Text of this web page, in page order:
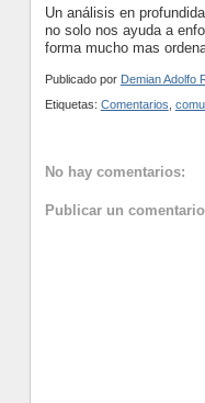
Un análisis en
no solo nos ayuda a
forma mucho mas
Publicado por Demian Adolfo
Etiquetas: Comentarios
No hay comentarios:
Publicar un comentario